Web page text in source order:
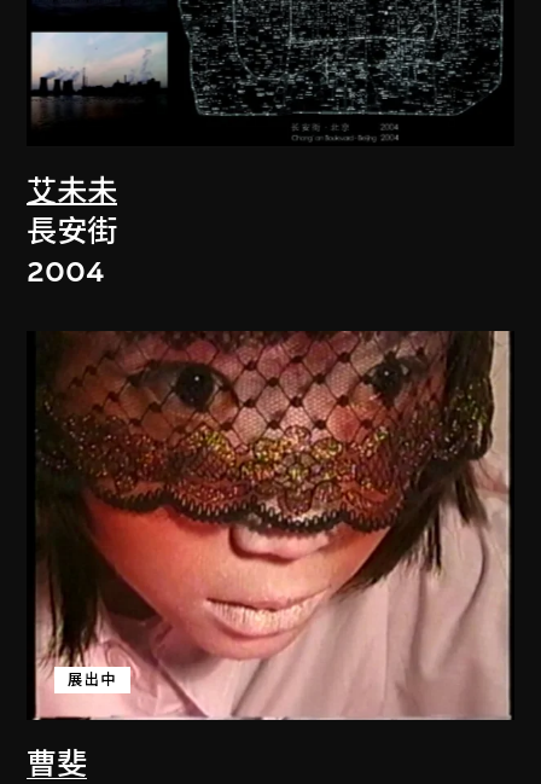
艾未未
長安街
2004
曹斐
展出中